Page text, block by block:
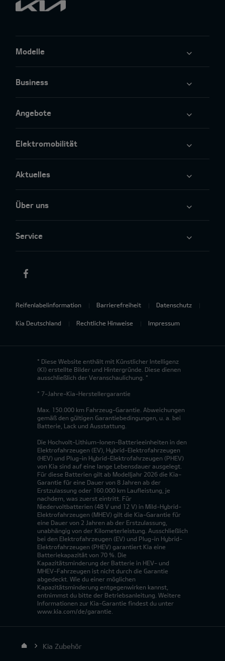
Modelle
Business
Angebote
Elektromobilität
Aktuelles
Über uns
Service
Reifenlabelinformation Barrierefreiheit Datenschutz
Kia Deutschland Rechtliche Hinweise Impressum
* Diese Website enthält mit Künstlicher Intelligenz
(KI) erstellte Bilder und Hintergründe. Diese dienen
ausschließlich der Veranschaulichung. *
* 7-Jahre-Kia-Herstellergarantie
Max. 150.000 km Fahrzeug-Garantie. Abweichungen
gemäß den gültigen Garantiebedingungen, u. a. bei
Batterie, Lack und Ausstattung.
Die Hochvolt-Lithium-Ionen-Batterieeinheiten in den
Elektrofahrzeugen (EV), Hybrid-Elektrofahrzeugen
(HEV) und Plug-in Hybrid-Elektrofahrzeugen (PHEV)
von Kia sind auf eine lange Lebensdauer ausgelegt.
Für diese Batterien gilt ab Modelljahr 2026 die Kia-
Garantie für eine Dauer von 8 Jahren ab der
Erstzulassung oder 160.000 km Laufleistung, je
nachdem, was zuerst eintritt. Für
Niedervoltbatterien (48 V und 12 V) in Mild-Hybrid-
Elektrofahrzeugen (MHEV) gilt die Kia-Garantie für
eine Dauer von 2 Jahren ab der Erstzulassung,
unabhängig von der Kilometerleistung. Ausschließlich
bei den Elektrofahrzeugen (EV) und Plug-in Hybrid-
Elektrofahrzeugen (PHEV) garantiert Kia eine
Batteriekapazität von 70 %. Die
Kapazitätsminderung der Batterie in HEV- und
MHEV-Fahrzeugen ist nicht durch die Garantie
abgedeckt. Wie du einer möglichen
Kapazitätsminderung entgegenwirken kannst,
entnimmst du bitte der Betriebsanleitung. Weitere
Informationen zur Kia-Garantie findest du unter
www.kia.com/de/garantie.
Kia Zubehör